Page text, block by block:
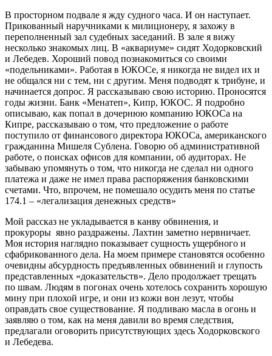
В просторном подвале я жду судного часа. И он наступает.
Прикованный наручниками к милиционеру, я захожу в
переполненный зал судебных заседаний. В зале я вижу
несколько знакомых лиц. В «аквариуме» сидят Ходорковский
и Лебедев. Хороший повод познакомиться со своими
«подельниками». Работая в ЮКОСе, я никогда не видел их и
не общался ни с тем, ни с другим. Меня подводят к трибуне, и
начинается допрос. Я рассказываю свою историю. Проносятся
годы жизни. Банк «Менатеп», Кипр, ЮКОС. Я подробно
описываю, как попал в дочернюю компанию ЮКОСа на
Кипре, рассказываю о том, что предложение о работе
поступило от финансового директора ЮКОСа, американского
гражданина Мишеля Сублена. Говорю об административной
работе, о поисках офисов для компании, об аудиторах. Не
забываю упомянуть о том, что никогда не сделал ни одного
платежа и даже не имел права распоряжения банковскими
счетами. Что, впрочем, не помешало осудить меня по статье
174.1 – «легализация денежных средств»
Мой рассказ не укладывается в канву обвинения, и
прокуроры явно раздражены. Лахтин заметно нервничает.
Моя история наглядно показывает сущность ущербного и
сфабрикованного дела. На моем примере становятся особенно
очевидны абсурдность предъявленных обвинений и глупость
представленных «доказательств». Дело продолжает трещать
по швам. Людям в погонах очень хотелось сохранить хорошую
мину при плохой игре, и они из кожи вон лезут, чтобы
оправдать свое существование. Я подливаю масла в огонь и
заявляю о том, как на меня давили во время следствия,
предлагали оговорить присутствующих здесь Ходорковского
и Лебедева.